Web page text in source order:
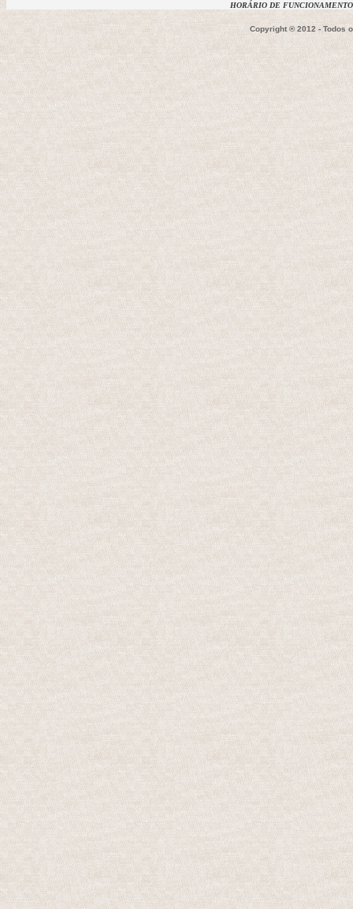
HORÁRIO DE
Copyright ® 2012 - Todos